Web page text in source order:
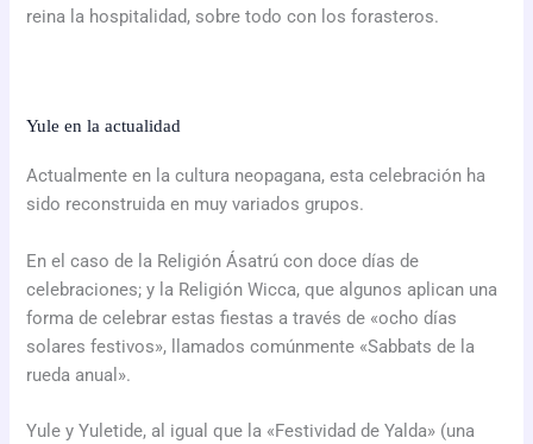
reina la hospitalidad, sobre todo con los forasteros.
Yule en la actualidad
Actualmente en la cultura neopagana, esta celebración ha
sido reconstruida en muy variados grupos.
En el caso de la Religión Ásatrú con doce días de
celebraciones; y la Religión Wicca, que algunos aplican una
forma de celebrar estas fiestas a través de «ocho días
solares festivos», llamados comúnmente «Sabbats de la
rueda anual».​
Yule y Yuletide, al igual que la «Festividad de Yalda» (una